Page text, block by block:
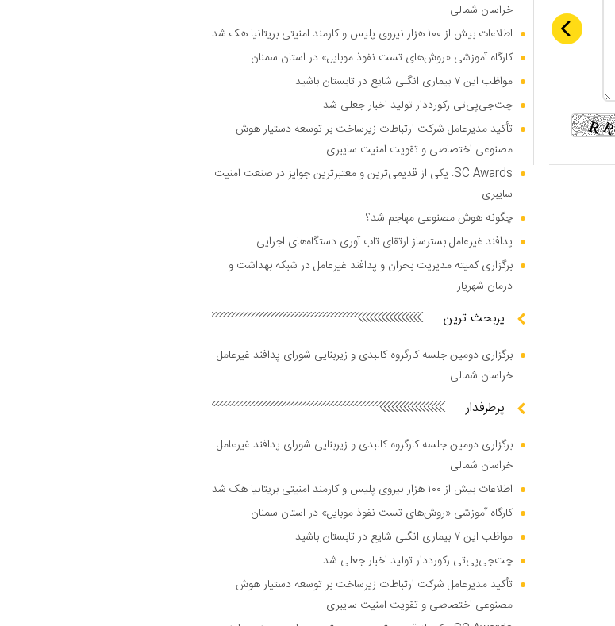
خراسان شمالی
اطلاعات بیش از ۱۰۰ هزار نیروی پلیس و کارمند امنیتی بریتانیا هک شد
کارگاه آموزشی «روش‌های تست نفوذ موبایل» در استان سمنان
مواظب این ۷ بیماری انگلی شایع در تابستان باشید
چت‌جی‌پی‌تی رکورددار تولید اخبار جعلی شد
تأکید مدیرعامل شرکت ارتباطات زیرساخت بر توسعه دستیار هوش
مصنوعی اختصاصی و تقویت امنیت سایبری
SC Awards: یکی از قدیمی‌ترین و معتبرترین جوایز در صنعت امنیت
سایبری
چگونه هوش مصنوعی مهاجم شد؟
پدافند غیرعامل بسترساز ارتقای تاب آوری دستگاه‌های اجرایی
برگزاری کمیته مدیریت بحران و پدافند غیرعامل در شبکه بهداشت و
درمان شهریار
پربحث ترین
برگزاری دومین جلسه کارگروه کالبدی و زیربنایی شورای پدافند غیرعامل
خراسان شمالی
پرطرفدار
برگزاری دومین جلسه کارگروه کالبدی و زیربنایی شورای پدافند غیرعامل
خراسان شمالی
اطلاعات بیش از ۱۰۰ هزار نیروی پلیس و کارمند امنیتی بریتانیا هک شد
کارگاه آموزشی «روش‌های تست نفوذ موبایل» در استان سمنان
مواظب این ۷ بیماری انگلی شایع در تابستان باشید
چت‌جی‌پی‌تی رکورددار تولید اخبار جعلی شد
تأکید مدیرعامل شرکت ارتباطات زیرساخت بر توسعه دستیار هوش
مصنوعی اختصاصی و تقویت امنیت سایبری